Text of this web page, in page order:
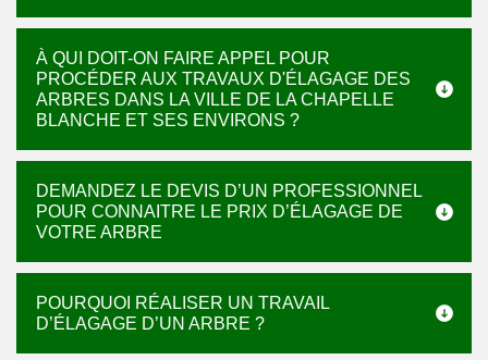
À QUI DOIT-ON FAIRE APPEL POUR
PROCÉDER AUX TRAVAUX D'ÉLAGAGE DES
ARBRES DANS LA VILLE DE LA CHAPELLE
BLANCHE ET SES ENVIRONS ?
DEMANDEZ LE DEVIS D’UN PROFESSIONNEL
POUR CONNAITRE LE PRIX D’ÉLAGAGE DE
VOTRE ARBRE
POURQUOI RÉALISER UN TRAVAIL
D’ÉLAGAGE D’UN ARBRE ?